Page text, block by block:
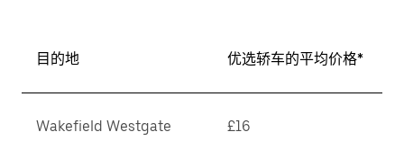
目的地 优选轿车的平均价格*
Wakefield Westgate
£16